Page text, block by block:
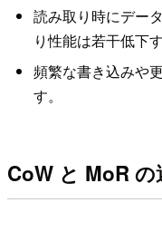
読み取り時にデー
り性能は若干低下
頻繁な書き込みや
す。
CoW と MoR の